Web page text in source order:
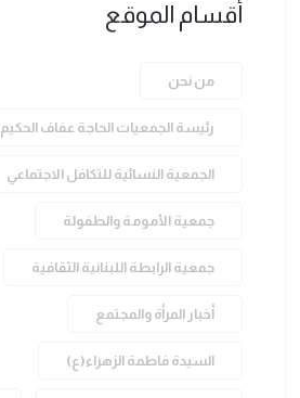
أقسام الموقع
من نحن
رئيسة الجمعيات الحاجة عفاف الحكيم
الجمعية النسائية للتكافل الاجتماعي
جمعية الأمومة والطفولة
جمعية الرابطة اللبنانية الثقافية
أخبار المرأة والمجتمع
السيدة فاطمة الزهراء(ع)